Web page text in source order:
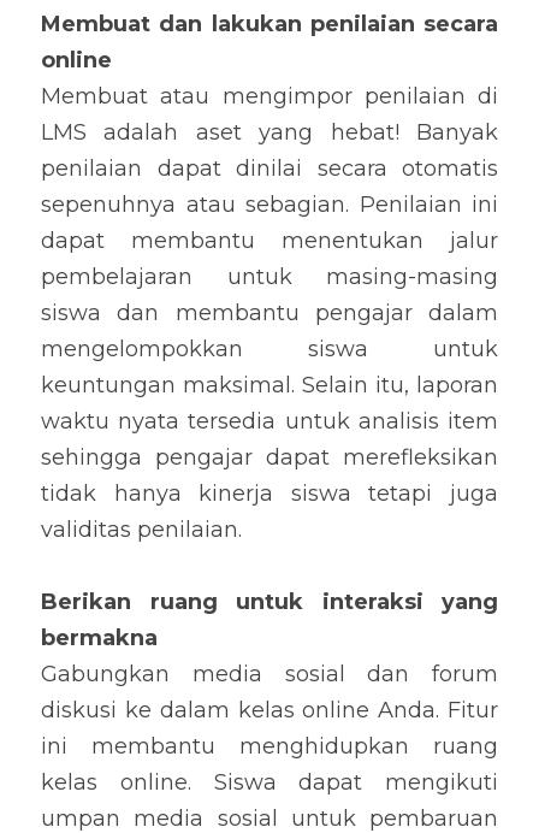
Membuat dan lakukan penilaian secara
online
Membuat atau mengimpor penilaian di
LMS adalah aset yang hebat! Banyak
penilaian dapat dinilai secara otomatis
sepenuhnya atau sebagian. Penilaian ini
dapat membantu menentukan jalur
pembelajaran untuk masing-masing
siswa dan membantu pengajar dalam
mengelompokkan siswa untuk
keuntungan maksimal. Selain itu, laporan
waktu nyata tersedia untuk analisis item
sehingga pengajar dapat merefleksikan
tidak hanya kinerja siswa tetapi juga
validitas penilaian.
Berikan ruang untuk interaksi yang
bermakna
Gabungkan media sosial dan forum
diskusi ke dalam kelas online Anda. Fitur
ini membantu menghidupkan ruang
kelas online. Siswa dapat mengikuti
umpan media sosial untuk pembaruan